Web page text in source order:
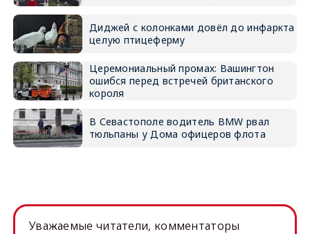
Диджей с колонками довёл до инфаркта
целую птицеферму
Церемониальный промах: Вашингтон
ошибся перед встречей британского
короля
В Севастополе водитель BMW рвал
тюльпаны у Дома офицеров флота
Уважаемые читатели, комментаторы